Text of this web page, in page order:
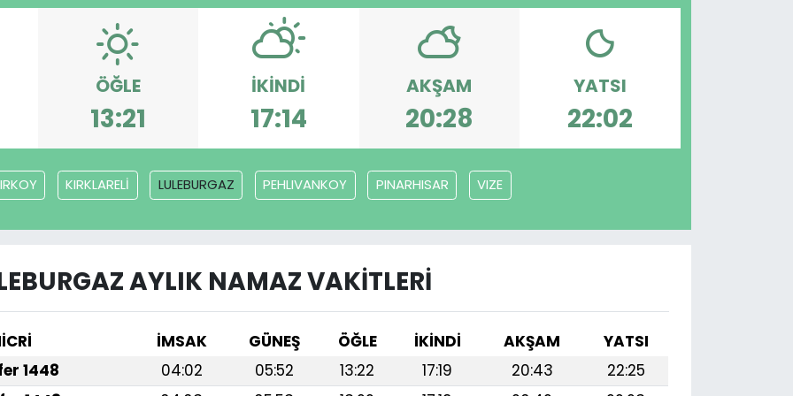
ÖĞLE
13:21
İKINDI
17:14
AKŞAM
20:28
YATSI
22:02
KIRKLARELİ LULEBURGAZ PEHLIVANKOY PINARHISAR VIZE
AYLIK NAMAZ VAKITLERI
İMSAK GÜNEŞ ÖĞLE İKINDI AKŞAM
YATSI
1448 04:02 05:52 13:22 17:19 20:43
22:25